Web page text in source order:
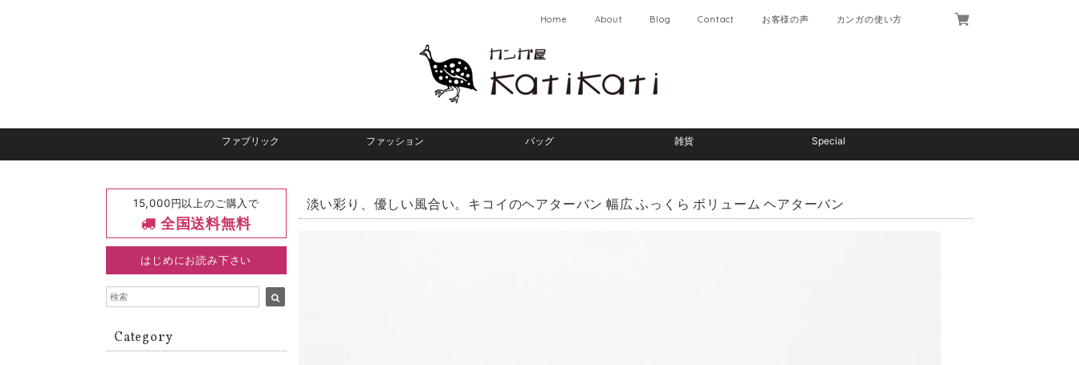
Home About Blog Contact お客様の声 カンガの使い方
ファブリック ファッション バッグ 雑貨 Special
15,000円以上のご購入で
全国送料無料
はじめにお読み下さい
Category
淡い彩り、優しい風合い。キコイのヘアターバン 幅広 ふっくら ボリューム ヘアターバン